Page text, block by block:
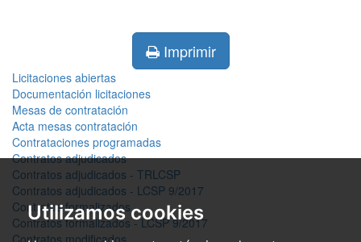
Utilizamos cookies
Imprimir
Licitaciones abiertas
Documentación licitaciones
Mesas de contratación
Acta mesas contratación
Contrataciones programadas
Contratos adjudicados
Contratos adjudicados - TRLCSP
Contratos adjudicados - LCSP 9/2017
Contratos formalizados
Contratos formalizados - LCSP 9/2017
Contratos modificados